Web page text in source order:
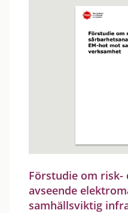
Förstudie om risk-
avseende
samhällsviktig